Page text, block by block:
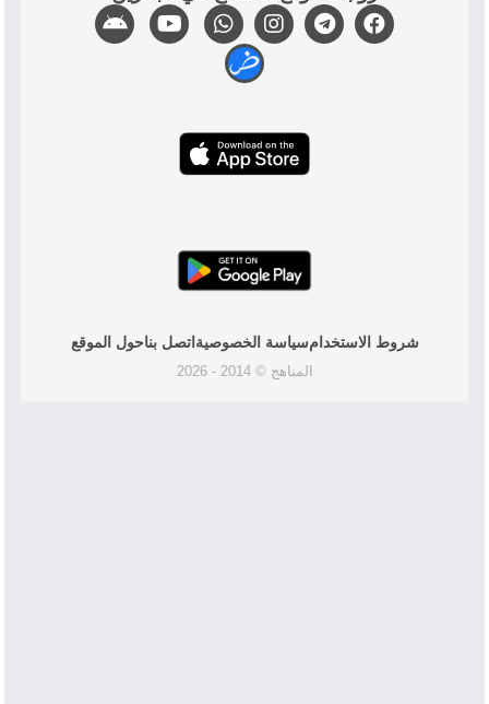
شروط الاستخدامسياسة الخصوصية اتصل بناحول الموقع
المناهج © 2014 - 2026